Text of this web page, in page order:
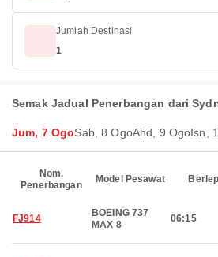
Jumlah Destinasi
1
Semak Jadual Penerbangan dari
Jum, 7 OgoSab, 8 OgoAhd, 9 OgoIsn,
Nom.
Penerbangan
Model Pesawat
FJ914
BOEING 737
MAX 8
06:15